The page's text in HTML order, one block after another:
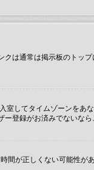
は通常は掲示板のトッ
してタイムゾーンをあ
登録がお済みでないなら
が正しくない可能性